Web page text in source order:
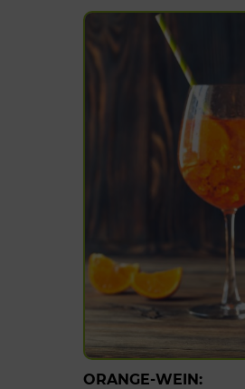
ORANGE-WEIN: